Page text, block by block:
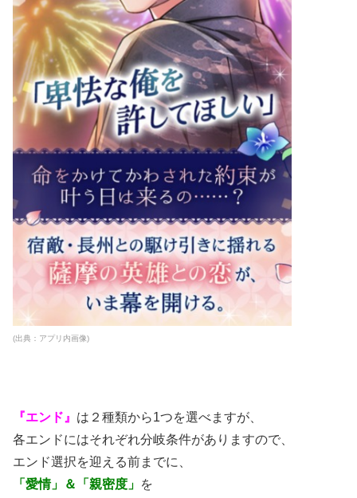
(出典：アプリ内画像)
『エンド』 は２種類から1つを選べますが、
各エンドにはそれぞれ分岐条件がありますので、
エンド選択を迎える前までに、
「愛情」＆「親密度」 を